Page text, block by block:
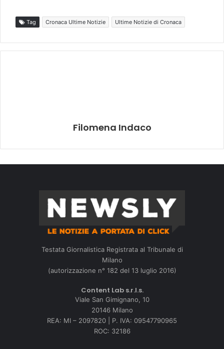
Tag Cronaca Ultime Notizie Ultime Notizie di Cronaca
Filomena Indaco
Testata Giornalistica Registrata al Tribunale di
Milano
(autorizzazione n° 182 del 13 luglio 2016)
Content Lab s.r.l.s.
Viale San Gimignano, 10
20146 Milano
REA: MI – 2097820 | P. IVA: 09547790965
ROC: 32186